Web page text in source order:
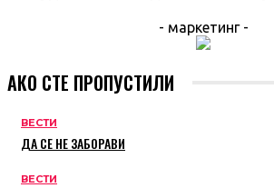
- маркетинг -
АКО СТЕ ПРОПУСТИЛИ
ВЕСТИ
ДА СЕ НЕ ЗАБОРАВИ
ВЕСТИ